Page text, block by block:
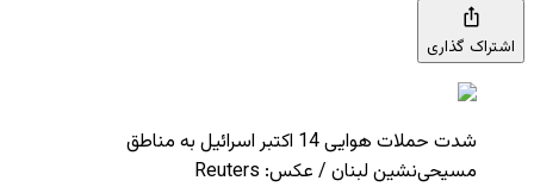
اشتراک گذاری
شدت حملات هوایی 14 اکتبر اسرائیل به مناطق
مسیحی‌نشین لبنان / عکس: Reuters